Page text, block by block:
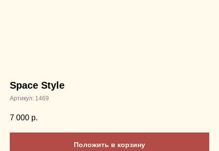
Space Style
Артикул: 1469
7 000 р.
Положить в корзину